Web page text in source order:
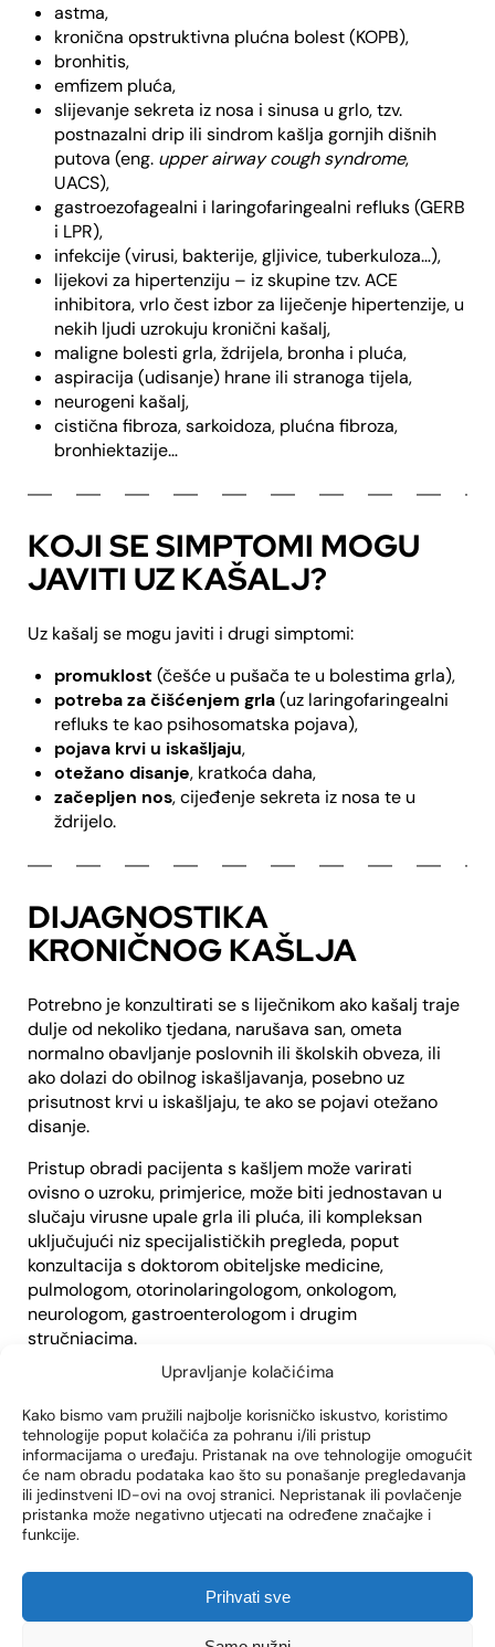
Upravljanje kolačićima
Kako bismo vam pružili najbolje korisničko iskustvo, koristimo
tehnologije poput kolačića za pohranu i/ili pristup
informacijama o uređaju. Pristanak na ove tehnologije omogućit
će nam obradu podataka kao što su ponašanje pregledavanja
ili jedinstveni ID-ovi na ovoj stranici. Nepristanak ili povlačenje
pristanka može negativno utjecati na određene značajke i
funkcije.
Prihvati sve
astma,
kronična opstruktivna plućna bolest (KOPB),
bronhitis,
emfizem pluća,
slijevanje sekreta iz nosa i sinusa u grlo, tzv.
postnazalni drip ili sindrom kašlja gornjih dišnih
putova (eng. upper airway cough syndrome,
UACS),
gastroezofagealni i laringofaringealni refluks (GERB
i LPR),
infekcije (virusi, bakterije, gljivice, tuberkuloza…),
lijekovi za hipertenziju – iz skupine tzv. ACE
inhibitora, vrlo čest izbor za liječenje hipertenzije, u
nekih ljudi uzrokuju kronični kašalj,
maligne bolesti grla, ždrijela, bronha i pluća,
aspiracija (udisanje) hrane ili stranoga tijela,
neurogeni kašalj,
cistična fibroza, sarkoidoza, plućna fibroza,
bronhiektazije…
KOJI SE SIMPTOMI MOGU
JAVITI UZ KAŠALJ?
Uz kašalj se mogu javiti i drugi simptomi:
promuklost (češće u pušača te u bolestima grla),
potreba za čišćenjem grla(uz laringofaringealni
refluks te kao psihosomatska pojava),
pojava krvi u iskašljaju,
otežano disanje, kratkoća daha,
začepljen nos, cijeđenje sekreta iz nosa te u
ždrijelo.
DIJAGNOSTIKA
KRONIČNOG KAŠLJA
Potrebno je konzultirati se s liječnikom ako kašalj traje
dulje od nekoliko tjedana, narušava san, ometa
normalno obavljanje poslovnih ili školskih obveza, ili
ako dolazi do obilnog iskašljavanja, posebno uz
prisutnost krvi u iskašljaju, te ako se pojavi otežano
disanje.
Pristup obradi pacijenta s kašljem može varirati
ovisno o uzroku, primjerice, može biti jednostavan u
slučaju virusne upale grla ili pluća, ili kompleksan
uključujući niz specijalističkih pregleda, poput
konzultacija s doktorom obiteljske medicine,
pulmologom, otorinolaringologom, onkologom,
neurologom, gastroenterologom i drugim
stručnjacima.
Komplikacije kroničnog kašlja mogu obuhvatiti:
Fraktura rebra –Posebno je izražena uz velike sile
na rebra, osobito kod prisutnosti malignih bolesti.
Smetnje sna i nesanica –Dugotrajan kašalj može
rezultirati problemima sa snom i nesanicom.
Glavobolje –Konstantno kašljanje može uzrokovati
glavobolje.
Gubitak svijesti uz kašalj (sinkope) –Intenzivan
kašalj može dovesti do privremenog gubitka
svijesti.
Mučnina i povraćanje –Kašalj može izazvati